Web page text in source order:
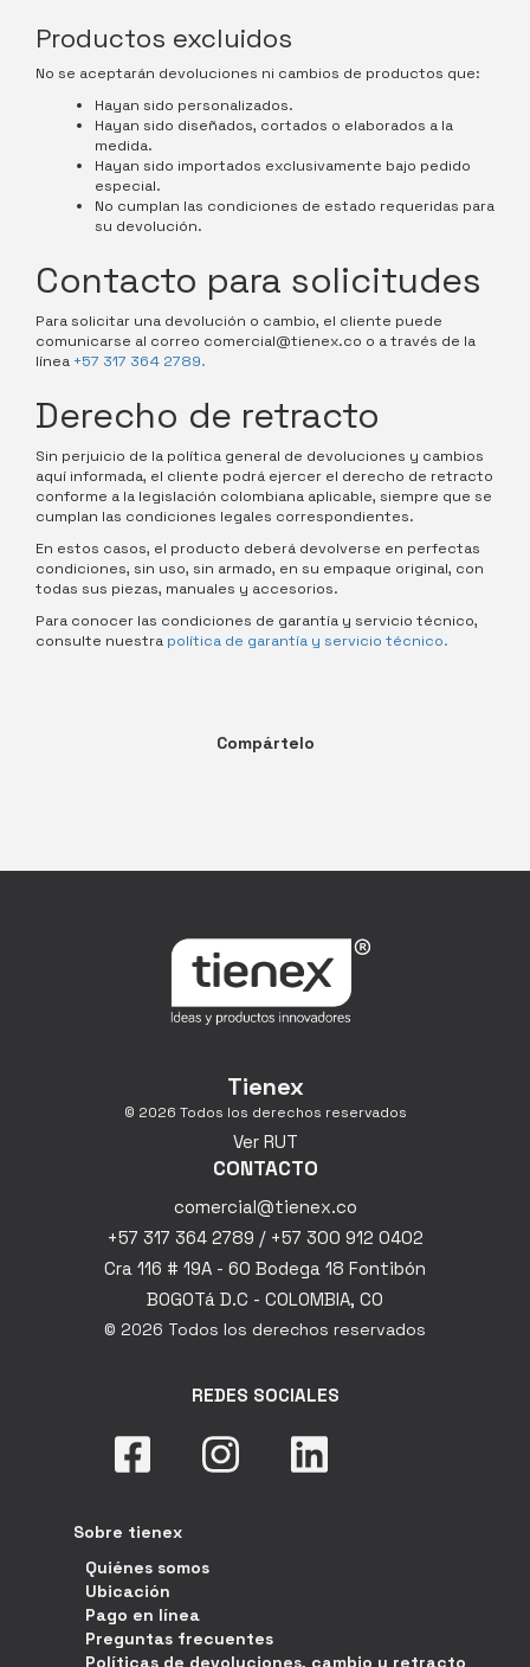
Productos excluidos
No se aceptarán devoluciones ni cambios de productos que:
Hayan sido personalizados.
Hayan sido diseñados, cortados o elaborados a la
medida.
Hayan sido importados exclusivamente bajo pedido
especial.
No cumplan las condiciones de estado requeridas para
su devolución.
Contacto para solicitudes
Para solicitar una devolución o cambio, el cliente puede
comunicarse al correo comercial@tienex.co o a través de la
línea+57 317 364 2789.
Derecho de retracto
Sin perjuicio de la política general de devoluciones y cambios
aquí informada, el cliente podrá ejercer el derecho de retracto
conforme a la legislación colombiana aplicable, siempre que se
cumplan las condiciones legales correspondientes.
En estos casos, el producto deberá devolverse en perfectas
condiciones, sin uso, sin armado, en su empaque original, con
todas sus piezas, manuales y accesorios.
Para conocer las condiciones de garantía y servicio técnico,
consulte nuestra política de garantía y servicio técnico.
Compártelo
Tienex
© 2026 Todos los derechos reservados
Ver RUT
CONTACTO
comercial@tienex.co
+57 317 364 2789 / +57 300 912 0402
Cra 116 # 19A - 60 Bodega 18 Fontibón
BOGOTá D.C - COLOMBIA, CO
© 2026 Todos los derechos reservados
REDES SOCIALES
Sobre tienex
Quiénes somos
Ubicación
Pago en línea
Preguntas frecuentes
Políticas de devoluciones, cambio y retracto